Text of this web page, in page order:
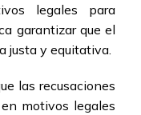
legales para
garantizar que el
justa y equitativa.
las recusaciones
motivos legales